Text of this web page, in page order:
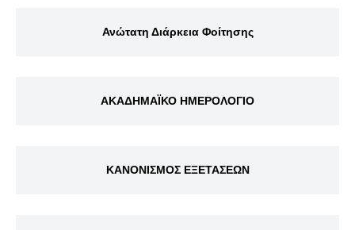
Ανώτατη Διάρκεια Φοίτησης
ΑΚΑΔΗΜΑΪΚΟ ΗΜΕΡΟΛΟΓΙΟ
ΚΑΝΟΝΙΣΜΟΣ ΕΞΕΤΑΣΕΩΝ